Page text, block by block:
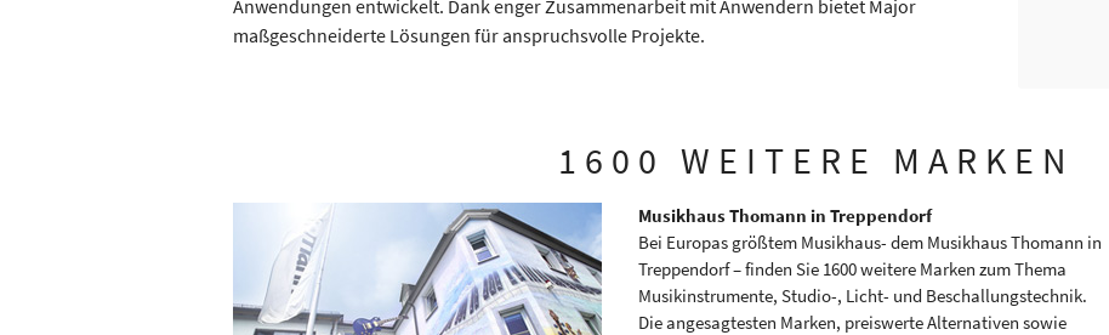
Anwendungen entwickelt. Dank enger Zusammenarbeit mit Anwendern bietet Major
maßgeschneiderte Lösungen für anspruchsvolle Projekte.
1600 WEITERE MARKEN
Musikhaus Thomann in Treppendorf
Bei Europas größtem Musikhaus- dem Musikhaus Thomann in
Treppendorf – finden Sie 1600 weitere Marken zum Thema
Musikinstrumente, Studio-, Licht- und Beschallungstechnik.
Die angesagtesten Marken, preiswerte Alternativen sowie